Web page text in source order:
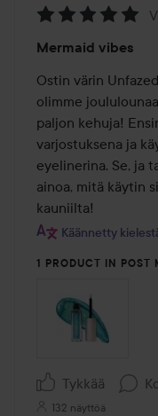
5
/
5
Mermaid vibes
Ostin värin
olimme
paljon kehuja!
varjostuksena ja
eyelinerina. Se, ja
ainoa, mitä käytin
kauniilta!
Käännetty
1 PRODUCT IN POST
Tykkää
132 näyttöä